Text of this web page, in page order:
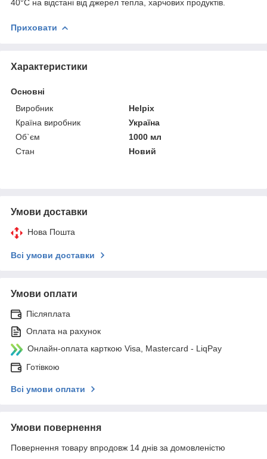
40°С на відстані від джерел тепла, харчових продуктів.
Приховати
Характеристики
Основні
Виробник
Helpix
Країна виробник
Україна
Об`єм
1000 мл
Стан
Новий
Умови доставки
Нова Пошта
Всі умови доставки
Умови оплати
Післяплата
Оплата на рахунок
Онлайн-оплата карткою Visa, Mastercard - LiqPay
Готівкою
Всі умови оплати
Умови повернення
Повернення товару впродовж 14 днів за домовленістю